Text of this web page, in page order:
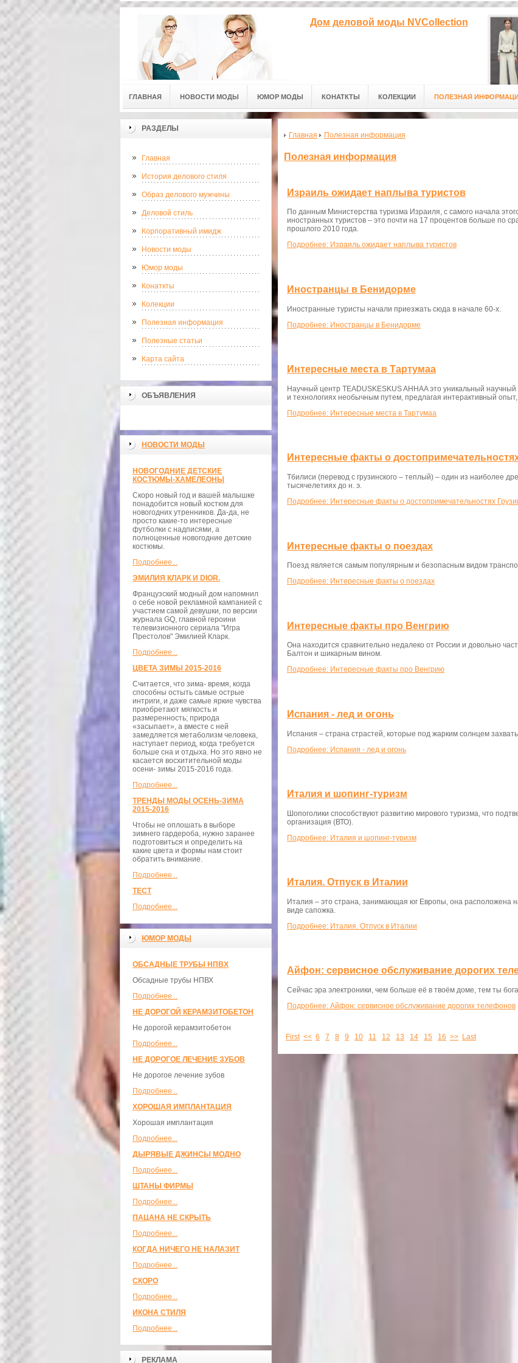
Дом деловой моды NVCollection
ГЛАВНАЯ НОВОСТИ МОДЫ ЮМОР МОДЫ КОНАТКТЫ КОЛЕКЦИИ ПОЛЕЗНАЯ
РАЗДЕЛЫ
Главная
История делового стиля
Образ делового мужчины
Деловой стиль
Корпоративный имидж
Новости моды
Юмор моды
Конаткты
Колекции
Полезная информация
Полезные статьи
Карта сайта
ОБЪЯВЛЕНИЯ
НОВОСТИ МОДЫ
НОВОГОДНИЕ ДЕТСКИЕ
КОСТЮМЫ-ХАМЕЛЕОНЫ
Скоро новый год и вашей малышке
понадобится новый костюм для
новогодних утренников. Да-да, не
просто какие-то интересные
футболки с надписями, а
полноценные новогодние детские
костюмы.
Подробнее...
ЭМИЛИЯ КЛАРК И DIOR.
Французский модный дом напомнил
о себе новой рекламной кампанией с
участием самой девушки, по версии
журнала GQ, главной героини
телевизионного сериала "Игра
Престолов" Эмилией Кларк.
Подробнее...
ЦВЕТА ЗИМЫ 2015-2016
Считается, что зима- время, когда
способны остыть самые острые
интриги, и даже самые яркие чувства
приобретают мягкость и
размеренность; природа
«засыпает», а вместе с ней
замедляется метаболизм человека,
наступает период, когда требуется
больше сна и отдыха. Но это явно не
касается восхитительной моды
осени- зимы 2015-2016 года.
Подробнее...
ТРЕНДЫ МОДЫ ОСЕНЬ-ЗИМА
2015-2016
Чтобы не оплошать в выборе
зимнего гардероба, нужно заранее
подготовиться и определить на
какие цвета и формы нам стоит
обратить внимание.
Подробнее...
ТЕСТ
Подробнее...
ЮМОР МОДЫ
ОБСАДНЫЕ ТРУБЫ НПВХ
Обсадные трубы НПВХ
Подробнее...
НЕ ДОРОГОЙ КЕРАМЗИТОБЕТОН
Не дорогой керамзитобетон
Подробнее...
НЕ ДОРОГОЕ ЛЕЧЕНИЕ ЗУБОВ
Не дорогое лечение зубов
Подробнее...
ХОРОШАЯ ИМПЛАНТАЦИЯ
Хорошая имплантация
Подробнее...
ДЫРЯВЫЕ ДЖИНСЫ МОДНО
Подробнее...
ШТАНЫ ФИРМЫ
Подробнее...
ПАЦАНА НЕ СКРЫТЬ
Подробнее...
КОГДА НИЧЕГО НЕ НАЛАЗИТ
Подробнее...
СКОРО
Подробнее...
ИКОНА СТИЛЯ
Подробнее...
РЕКЛАМА
Главная Полезная информация
Полезная информация
Израиль ожидает наплыва туристов
По данным Министерства туризма Израиля, с самого начала
иностранных туристов – это почти на 17 процентов больше по
прошлого 2010 года.
Подробнее: Израиль ожидает наплыва туристов
Иностранцы в Бенидорме
Иностранные туристы начали приезжать сюда в начале 60-х.
Подробнее: Иностранцы в Бенидорме
Интересные места в Тартумаа
Научный центр TEADUSKESKUS AHHAA это уникальный
и технологиях необычным путем, предлагая интерактивный опыт,
Подробнее: Интересные места в Тартумаа
Интересные факты о
Тбилиси (перевод с грузинского – теплый) – один из наиболее
тысячелетиях до н. э.
Подробнее: Интересные факты о достопримечательностях
Интересные факты о поездах
Поезд является самым популярным и безопасным видом
Подробнее: Интересные факты о поездах
Интересные факты про Венгрию
Она находится сравнительно недалеко от России и довольно
Балтон и шикарным вином.
Подробнее: Интересные факты про Венгрию
Испания - лед и огонь
Испания – страна страстей, которые под жарким солнцем
Подробнее: Испания - лед и огонь
Италия и шопинг-туризм
Шопоголики способствуют развитию мирового туризма, что
организация (ВТО).
Подробнее: Италия и шопинг-туризм
Италия. Отпуск в Италии
Италия – это страна, занимающая юг Европы, она расположена
виде сапожка.
Подробнее: Италия. Отпуск в Италии
Айфон: сервисное обслуживание дорогих
Сейчас эра электроники, чем больше её в твоём доме, тем ты
Подробнее: Айфон: сервисное обслуживание дорогих телефонов
First << 6 7 8 9 10 11 12 13 14 15 16 >> Last